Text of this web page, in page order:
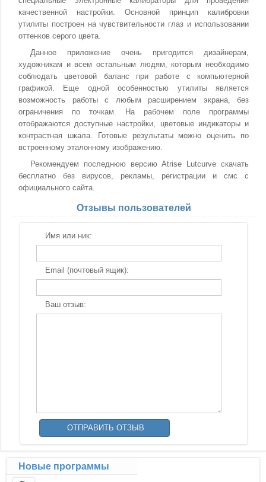
качественной настройки. Основной принцип калибровки
утилиты построен на чувствительности глаз и использовании
оттенков серого цвета.
Данное приложение очень пригодится дизайнерам,
художникам и всем остальным людям, которым необходимо
соблюдать цветовой баланс при работе с компьютерной
графикой. Еще одной особенностью утилиты является
возможность работы с любым расширением экрана, без
ограничения по точкам. На рабочем поле программы
отображаются доступные настройки, цветовые индикаторы и
контрастная шкала. Готовые результаты можно оценить по
встроенному эталонному изображению.
Рекомендуем последнюю версию Atrise Lutcurve скачать
бесплатно без вирусов, рекламы, регистрации и смс с
официального сайта.
Отзывы пользователей
Имя или ник:
Email (почтовый ящик):
Ваш отзыв:
Новые программы